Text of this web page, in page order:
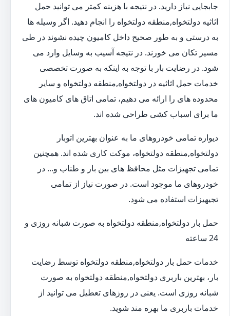
جابجایی نیاز دارید. در نتیجه با هزینه کمتر می توانید حمل
اثاثیه دولتخواه,منطقه دولتخواه را انجام دهید. اگر وسیله ها
به درستی و به طور صحیح داخل کامیون چیده نشوند در طی
مسیر تکان می خورند. در نتیجه آسیب به وسایل وارد می
شود. در رضایت بار با توجه به اینکه به صورت تخصصی
خدمات حمل اثاثیه در دولتخواه,منطقه دولتخواه و سایر
محدوده های را ارائه می دهیم، تمامی اتاق های کامیون های
ما برای اسباب کشی طراحی شده اند.
دیواره تمامی خودروهای ما به عنوان بهترین اتوبار
دولتخواه,منطقه دولتخواه، موکت کاری شده اند. همچنین
تمامی تجهیزات مثل محافظ های بین بار و طناب و... در
خودروهای ما موجود است. در صورت نیاز از تمامی
تجیهیزات استفاده می شود.
حمل بار دولتخواه,منطقه دولتخواه به صورت شبانه روزی و
24 ساعته
خدمات حمل بار دولتخواه,منطقه دولتخواه توسط رضایت
بار، بهترین باربری دولتخواه,منطقه دولتخواه به صورت
شبانه روزی است. یعنی در روزهای تعطیل می توانید از
خدمات باربری ما بهره مند شوید.